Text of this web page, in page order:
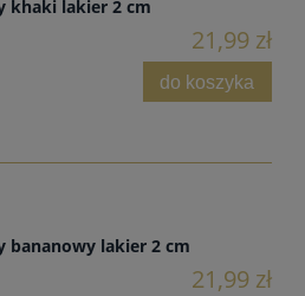
khaki lakier 2 cm
21,99 zł
do koszyka
bananowy lakier 2 cm
21,99 zł